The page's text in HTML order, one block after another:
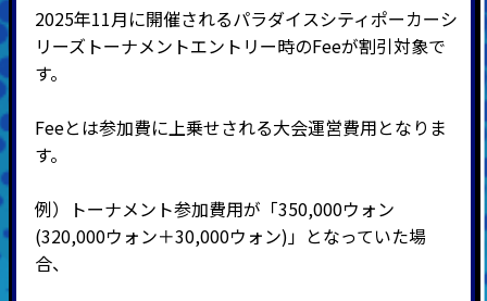
2025年11月に開催されるパラダイスシティポーカーシ
リーズトーナメントエントリー時のFeeが割引対象で
す。
Feeとは参加費に上乗せされる大会運営費用となりま
す。
例）トーナメント参加費用が「350,000ウォン
(320,000ウォン＋30,000ウォン)」となっていた場
合、